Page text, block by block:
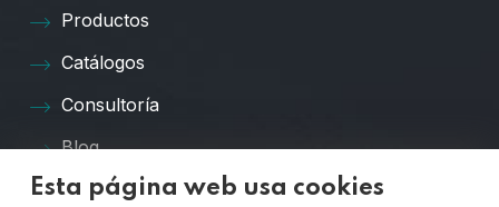
Productos
Catálogos
Consultoría
Blog
Preguntas Frecuentes
Esta página web usa cookies